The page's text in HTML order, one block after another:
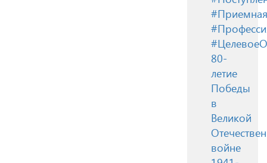
80-
летие
Победы
в
Великой
войне